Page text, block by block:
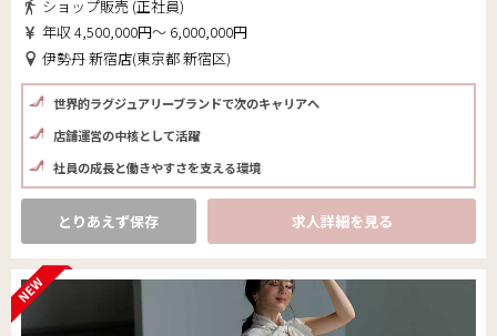
ショップ販売 (正社員)
年収 4,500,000円～ 6,000,000円
伊勢丹 新宿店(東京都 新宿区)
世界的ラグジュアリーブランドで次のキャリアへ
店舗運営の中核として活躍
社員の成長と働きやすさを支える環境
とりあえず保存 求人詳細を見る